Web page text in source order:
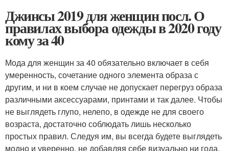
Джинсы 2019 для женщин посл. О
правилах выбора одежды в 2020 году
кому за 40
Мода для женщин за 40 обязательно включает в себя
умеренность, сочетание одного элемента образа с
другим, и ни в коем случае не допускает перегруз образа
различными аксессуарами, принтами и так далее. Чтобы
не выглядеть глупо, нелепо, в одежде не для своего
возраста, достаточно соблюдать лишь несколько
простых правил. Следуя им, вы всегда будете выглядеть
модно и уверенно, не добавляя себе визуально ни года.